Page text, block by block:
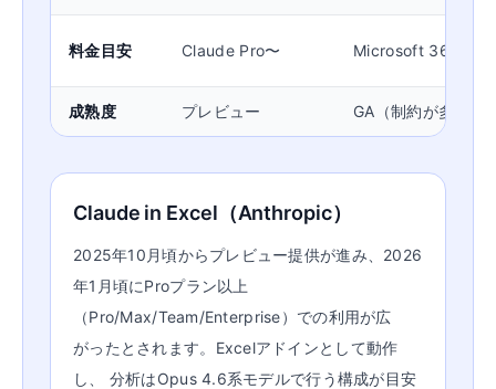
料金目安 Claude Pro〜 Microsoft 365
成熟度 プレビュー GA（制約が多い）
Claude in Excel（Anthropic）
2025年10月頃からプレビュー提供が進み、2026
年1月頃にProプラン以上
（Pro/Max/Team/Enterprise）での利用が広
がったとされます。Excelアドインとして動作
し、 分析はOpus 4.6系モデルで行う構成が目安